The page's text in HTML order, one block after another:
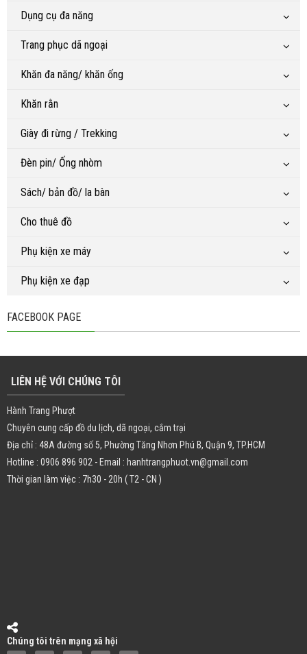
Dụng cụ đa năng
Trang phục dã ngoại
Khăn đa năng/ khăn ống
Khăn rằn
Giày đi rừng / Trekking
Đèn pin/ Ống nhòm
Sách/ bản đồ/ la bàn
Cho thuê đồ
Phụ kiện xe máy
Phụ kiện xe đạp
FACEBOOK PAGE
LIÊN HỆ VỚI CHÚNG TÔI
Hành Trang Phượt
Chuyên cung cấp đồ du lịch, dã ngoại, cắm trại
Địa chỉ : 48A đường số 5, Phường Tăng Nhơn Phú B, Quận 9, TP.HCM
Hotline : 0906 896 902 - Email : hanhtrangphuot.vn@gmail.com
Thời gian làm việc : 7h30 - 20h ( T2 - CN )
Chúng tôi trên mạng xã hội